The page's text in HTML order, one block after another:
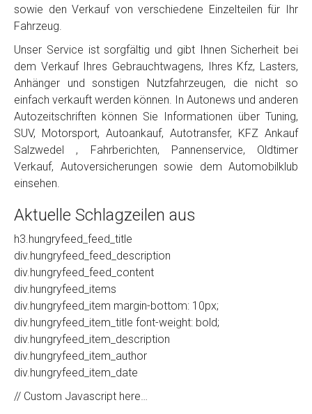
sowie den Verkauf von verschiedene Einzelteilen für Ihr
Fahrzeug.
Unser Service ist sorgfältig und gibt Ihnen Sicherheit bei
dem Verkauf Ihres Gebrauchtwagens, Ihres Kfz, Lasters,
Anhänger und sonstigen Nutzfahrzeugen, die nicht so
einfach verkauft werden können. In Autonews und anderen
Autozeitschriften können Sie Informationen über Tuning,
SUV, Motorsport, Autoankauf, Autotransfer, KFZ Ankauf
Salzwedel , Fahrberichten, Pannenservice, Oldtimer
Verkauf, Autoversicherungen sowie dem Automobilklub
einsehen.
Aktuelle Schlagzeilen aus
h3.hungryfeed_feed_title
div.hungryfeed_feed_description
div.hungryfeed_feed_content
div.hungryfeed_items
div.hungryfeed_item margin-bottom: 10px;
div.hungryfeed_item_title font-weight: bold;
div.hungryfeed_item_description
div.hungryfeed_item_author
div.hungryfeed_item_date
// Custom Javascript here…